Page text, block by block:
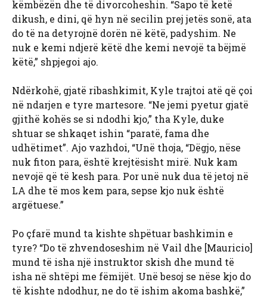
këmbëzën dhe të divorcoheshin. “Sapo të ketë
dikush, e dini, që hyn në secilin prej jetës sonë, ata
do të na detyrojnë dorën në këtë, padyshim. Ne
nuk e kemi ndjerë këtë dhe kemi nevojë ta bëjmë
këtë,” shpjegoi ajo.
Ndërkohë, gjatë ribashkimit, Kyle trajtoi atë që çoi
në ndarjen e tyre martesore. “Ne jemi pyetur gjatë
gjithë kohës se si ndodhi kjo,” tha Kyle, duke
shtuar se shkaqet ishin “paratë, fama dhe
udhëtimet”. Ajo vazhdoi, “Unë thoja, “Dëgjo, nëse
nuk fiton para, është krejtësisht mirë. Nuk kam
nevojë që të kesh para. Por unë nuk dua të jetoj në
LA dhe të mos kem para, sepse kjo nuk është
argëtuese.”
Po çfarë mund ta kishte shpëtuar bashkimin e
tyre? “Do të zhvendoseshim në Vail dhe [Mauricio]
mund të isha një instruktor skish dhe mund të
isha në shtëpi me fëmijët. Unë besoj se nëse kjo do
të kishte ndodhur, ne do të ishim akoma bashkë,”